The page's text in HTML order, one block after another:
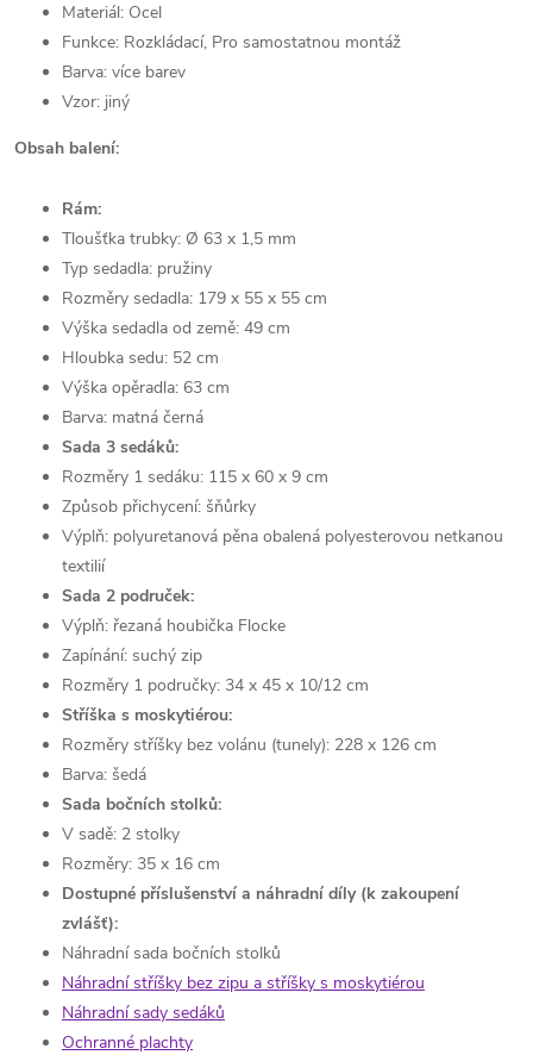
Materiál: Ocel
Funkce: Rozkládací, Pro samostatnou montáž
Barva: více barev
Vzor: jiný
Obsah balení:
Rám:
Tloušťka trubky: Ø 63 x 1,5 mm
Typ sedadla: pružiny
Rozměry sedadla: 179 x 55 x 55 cm
Výška sedadla od země: 49 cm
Hloubka sedu: 52 cm
Výška opěradla: 63 cm
Barva: matná černá
Sada 3 sedáků:
Rozměry 1 sedáku: 115 x 60 x 9 cm
Způsob přichycení: šňůrky
Výplň: polyuretanová pěna obalená polyesterovou netkanou
textilií
Sada 2 područek:
Výplň: řezaná houbička Flocke
Zapínání: suchý zip
Rozměry 1 područky: 34 x 45 x 10/12 cm
Stříška s moskytiérou:
Rozměry stříšky bez volánu (tunely): 228 x 126 cm
Barva: šedá
Sada bočních stolků:
V sadě: 2 stolky
Rozměry: 35 x 16 cm
Dostupné příslušenství a náhradní díly (k zakoupení
zvlášť):
Náhradní sada bočních stolků
Náhradní stříšky bez zipu a stříšky s moskytiérou
Náhradní sady sedáků
Ochranné plachty